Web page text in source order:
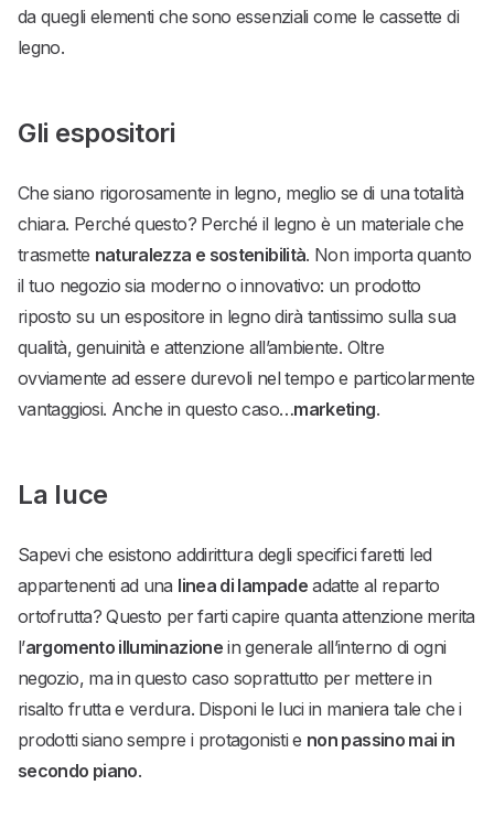
da quegli elementi che sono essenziali come le cassette di
legno.
Gli espositori
Che siano rigorosamente in legno, meglio se di una totalità
chiara. Perché questo? Perché il legno è un materiale che
trasmette naturalezza e sostenibilità. Non importa quanto
il tuo negozio sia moderno o innovativo: un prodotto
riposto su un espositore in legno dirà tantissimo sulla sua
qualità, genuinità e attenzione all’ambiente. Oltre
ovviamente ad essere durevoli nel tempo e particolarmente
vantaggiosi. Anche in questo caso…marketing.
La luce
Sapevi che esistono addirittura degli specifici faretti led
appartenenti ad una linea di lampadeadatte al reparto
ortofrutta? Questo per farti capire quanta attenzione merita
l’argomento illuminazione in generale all’interno di ogni
negozio, ma in questo caso soprattutto per mettere in
risalto frutta e verdura. Disponi le luci in maniera tale che i
prodotti siano sempre i protagonisti e non passino mai in
secondo piano.